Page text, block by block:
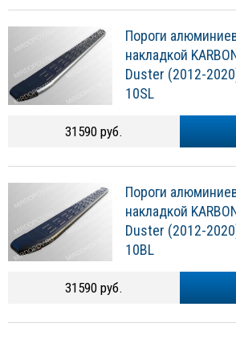
Пороги
накладкой
Duster (2012-
10SL
31590 руб.
Пороги
накладкой
Duster (2012-
10BL
31590 руб.